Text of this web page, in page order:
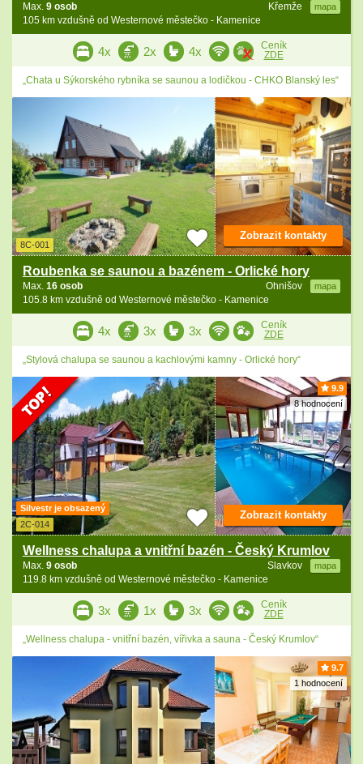
Křemže mapa
Max. 9 osob
105 km vzdušně od Westernové městečko - Kamenice
4x 2x 4x
Ceník
ZDE
„Chata u Sýkorského rybníka se saunou a lodičkou - CHKO Blanský les“
8C-001
Roubenka se saunou a bazénem - Orlické hory
Ohnišov mapa
Max. 16 osob
105.8 km vzdušně od Westernové městečko - Kamenice
Zobrazit kontakty
4x 3x 3x
Ceník
ZDE
„Stylová chalupa se saunou a kachlovými kamny - Orlické hory“
9.9
8 hodnocení
Silvestr je obsazený
2C-014
Wellness chalupa a vnitřní bazén - Český Krumlov
Slavkov mapa
Max. 9 osob
119.8 km vzdušně od Westernové městečko - Kamenice
Zobrazit kontakty
3x 1x 3x
Ceník
ZDE
„Wellness chalupa - vnitřní bazén, vířivka a sauna - Český Krumlov“
9.7
1 hodnocení